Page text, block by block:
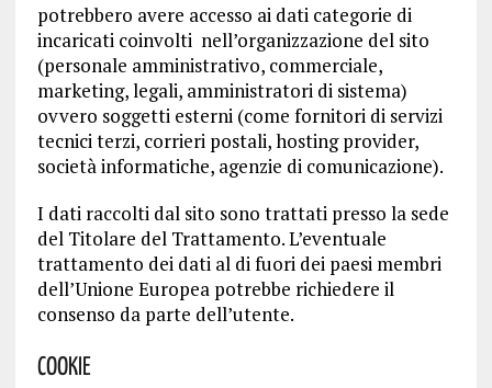
potrebbero avere accesso ai dati categorie di
incaricati coinvolti nell’organizzazione del sito
(personale amministrativo, commerciale,
marketing, legali, amministratori di sistema)
ovvero soggetti esterni (come fornitori di servizi
tecnici terzi, corrieri postali, hosting provider,
società informatiche, agenzie di comunicazione).
I dati raccolti dal sito sono trattati presso la sede
del Titolare del Trattamento. L’eventuale
trattamento dei dati al di fuori dei paesi membri
dell’Unione Europea potrebbe richiedere il
consenso da parte dell’utente.
Cookie